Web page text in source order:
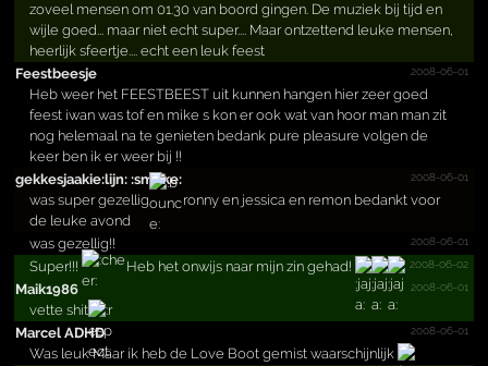
zoveel mensen om 01.30 van boord gingen. De muziek bij tijd en
wijle goed... maar niet echt super.... Maar ontzettend leuke mensen,
heerlijk sfeertje.... echt een leuk feest
Feestbeesje
2008-06-01
Heb weer het FEESTBEEST uit kunnen hangen hier zeer goed
feest iwan was tof en mike s kon er ook wat van hoor man man zit
nog helemaal na te genieten bedank pure pleasure volgen de
keer ben ik er weer bij !!
gekkes­jaakie­:lijn: :smoke:
2008-06-01
was super gezellig
ronny en jessica en remon bedankt voor
de leuke avond
2008-06-01
was gezellig!!
2008-06-02
Super!!!
Heb het onwijs naar mijn zin gehad!
Maik1986
2008-06-01
vette shit
Marcel ADHD
2008-06-01
Was leuk Maar ik heb de Love Boot gemist waarschijnlijk